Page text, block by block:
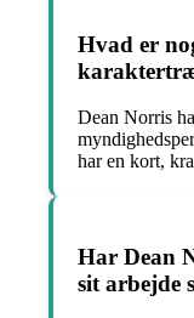
Hvad er
Dean Norris
har en kort,
Har Dean
sit arbejde